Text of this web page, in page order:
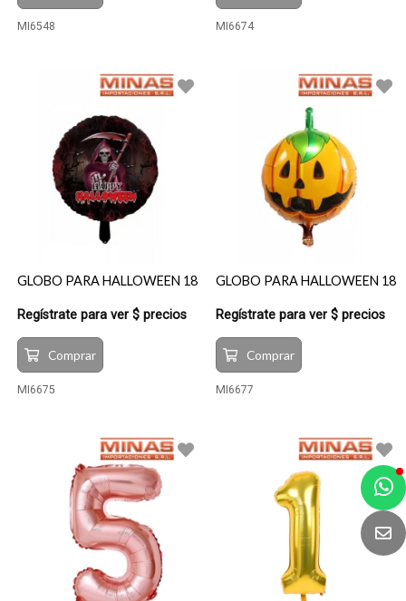
MI6548 MI6674
GLOBO PARA HALLOWEEN 18
Regístrate para ver $ precios
Comprar
MI6675
GLOBO PARA HALLOWEEN 18
Regístrate para ver $ precios
Comprar
MI6677